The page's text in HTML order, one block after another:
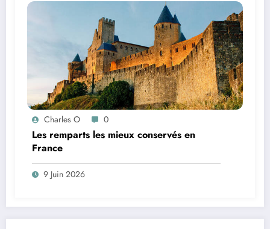
Charles O 0
Les remparts les mieux conservés en
France
9 Juin 2026